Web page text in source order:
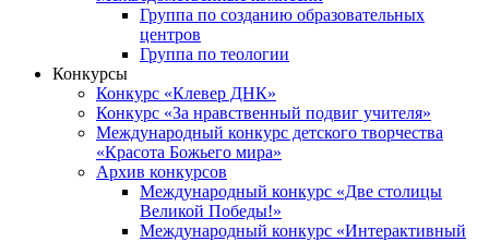
Группа по созданию образовательных
центров
Группа по теологии
Конкурсы
Конкурс «Клевер ДНК»
Конкурс «За нравственный подвиг учителя»
Международный конкурс детского творчества
«Красота Божьего мира»
Архив конкурсов
Международный конкурс «Две столицы
Великой Победы!»
Международный конкурс «Интерактивный